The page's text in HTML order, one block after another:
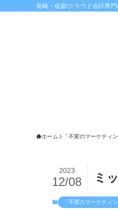
長崎・佐賀/クラウド会計専
ホーム 「不変のマーケティ
ミ
2023
12/08
「不変のマーケティ